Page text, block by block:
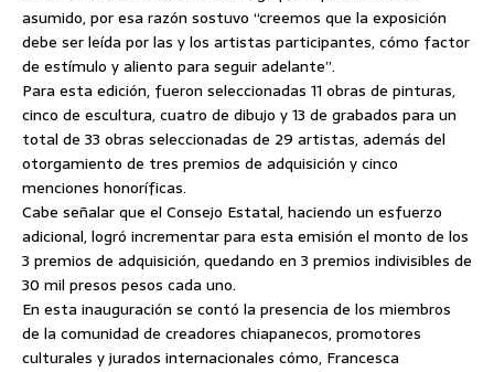
asumido, por esa razón sostuvo “creemos que la exposición
debe ser leída por las y los artistas participantes, cómo factor
de estímulo y aliento para seguir adelante”.
Para esta edición, fueron seleccionadas 11 obras de pinturas,
cinco de escultura, cuatro de dibujo y 13 de grabados para un
total de 33 obras seleccionadas de 29 artistas, además del
otorgamiento de tres premios de adquisición y cinco
menciones honoríficas.
Cabe señalar que el Consejo Estatal, haciendo un esfuerzo
adicional, logró incrementar para esta emisión el monto de los
3 premios de adquisición, quedando en 3 premios indivisibles de
30 mil presos pesos cada uno.
En esta inauguración se contó la presencia de los miembros
de la comunidad de creadores chiapanecos, promotores
culturales y jurados internacionales cómo, Francesca